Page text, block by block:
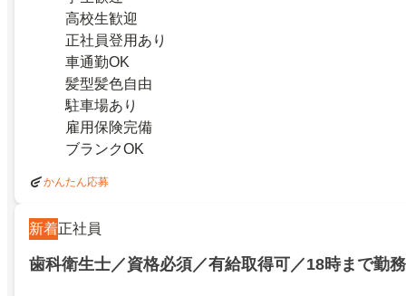
高校生歓迎
正社員登用あり
車通勤OK
髪型髪色自由
駐車場あり
雇用保険完備
ブランクOK
かんたん応募
新着正社員
歯科衛生士／資格必須／有給取得可／18時まで勤